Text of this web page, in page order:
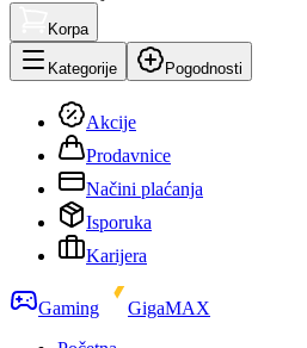
Korpa
Kategorije Pogodnosti
Akcije
Prodavnice
Načini plaćanja
Isporuka
Karijera
Gaming
GigaMAX